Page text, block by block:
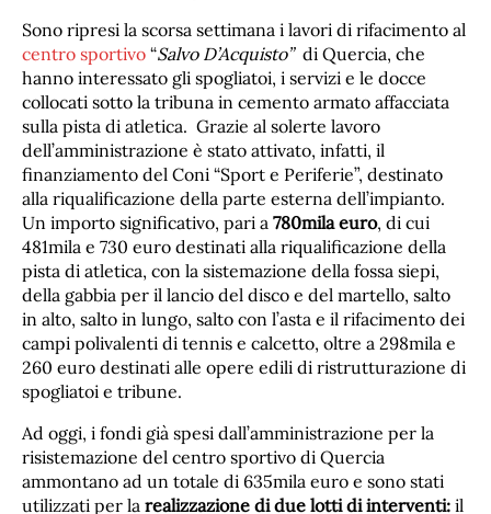
Sono ripresi la scorsa settimana i lavori di rifacimento al
centro sportivo “Salvo D’Acquisto”di Quercia, che
hanno interessato gli spogliatoi, i servizi e le docce
collocati sotto la tribuna in cemento armato affacciata
sulla pista di atletica. Grazie al solerte lavoro
dell’amministrazione è stato attivato, infatti, il
finanziamento del Coni “Sport e Periferie”, destinato
alla riqualificazione della parte esterna dell’impianto.
Un importo significativo, pari a 780mila euro, di cui
481mila e 730 euro destinati alla riqualificazione della
pista di atletica, con la sistemazione della fossa siepi,
della gabbia per il lancio del disco e del martello, salto
in alto, salto in lungo, salto con l’asta e il rifacimento dei
campi polivalenti di tennis e calcetto, oltre a 298mila e
260 euro destinati alle opere edili di ristrutturazione di
spogliatoi e tribune.
Ad oggi, i fondi già spesi dall’amministrazione per la
risistemazione del centro sportivo di Quercia
ammontano ad un totale di 635mila euro e sono stati
utilizzati per la realizzazione di due lotti di interventi: il